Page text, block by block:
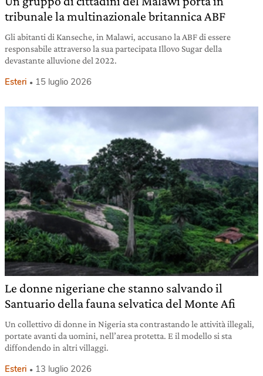
tribunale la multinazionale britannica ABF
Gli abitanti di Kanseche, in Malawi, accusano la ABF di essere
responsabile attraverso la sua partecipata Illovo Sugar della
devastante alluvione del 2022.
Esteri 15 luglio 2026
Le donne nigeriane che stanno salvando il
Santuario della fauna selvatica del Monte Afi
Un collettivo di donne in Nigeria sta contrastando le attività illegali,
portate avanti da uomini, nell’area protetta. E il modello si sta
diffondendo in altri villaggi.
Esteri 13 luglio 2026